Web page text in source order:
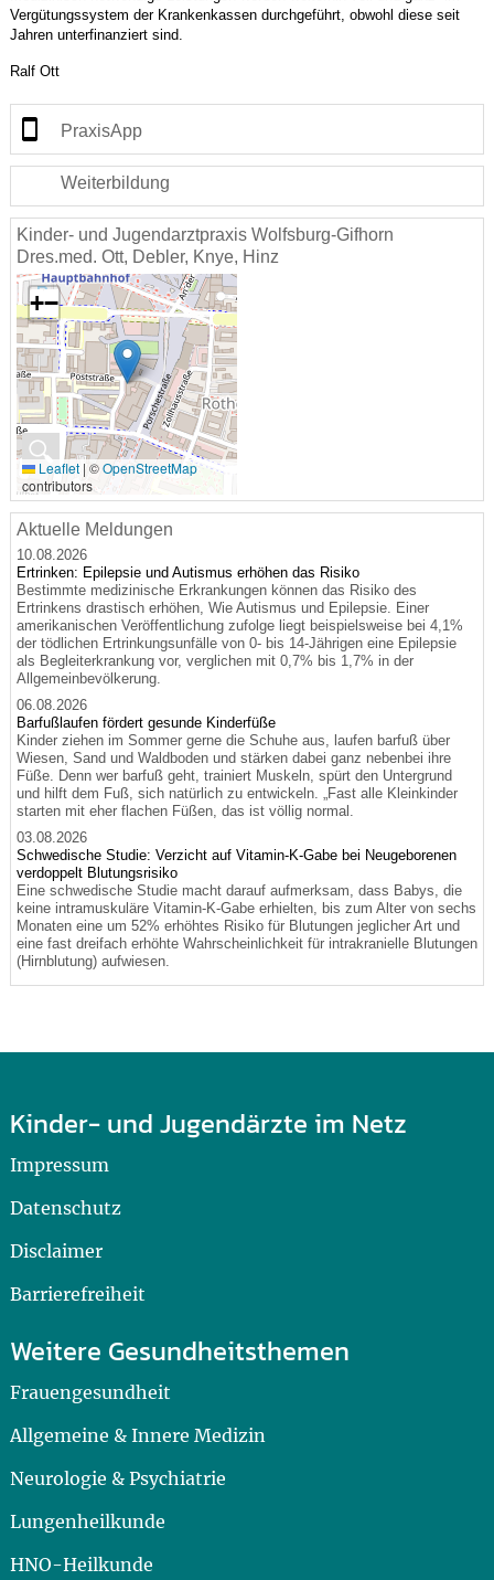
Vergütungssystem der Krankenkassen durchgeführt, obwohl diese seit
Jahren unterfinanziert sind.
Ralf Ott
PraxisApp
Weiterbildung
Kinder- und Jugendarztpraxis Wolfsburg-Gifhorn
Dres.med. Ott, Debler, Knye, Hinz
🔍
+−
Leaflet | ©OpenStreetMap
contributors
Aktuelle Meldungen
10.08.2026
Ertrinken: Epilepsie und Autismus erhöhen das Risiko
Bestimmte medizinische Erkrankungen können das Risiko des
Ertrinkens drastisch erhöhen, Wie Autismus und Epilepsie. Einer
amerikanischen Veröffentlichung zufolge liegt beispielsweise bei 4,1%
der tödlichen Ertrinkungsunfälle von 0- bis 14-Jährigen eine Epilepsie
als Begleiterkrankung vor, verglichen mit 0,7% bis 1,7% in der
Allgemeinbevölkerung.
06.08.2026
Barfußlaufen fördert gesunde Kinderfüße
Kinder ziehen im Sommer gerne die Schuhe aus, laufen barfuß über
Wiesen, Sand und Waldboden und stärken dabei ganz nebenbei ihre
Füße. Denn wer barfuß geht, trainiert Muskeln, spürt den Untergrund
und hilft dem Fuß, sich natürlich zu entwickeln. „Fast alle Kleinkinder
starten mit eher flachen Füßen, das ist völlig normal.
03.08.2026
Schwedische Studie: Verzicht auf Vitamin-K-Gabe bei Neugeborenen
verdoppelt Blutungsrisiko
Eine schwedische Studie macht darauf aufmerksam, dass Babys, die
keine intramuskuläre Vitamin-K-Gabe erhielten, bis zum Alter von sechs
Monaten eine um 52% erhöhtes Risiko für Blutungen jeglicher Art und
eine fast dreifach erhöhte Wahrscheinlichkeit für intrakranielle Blutungen
(Hirnblutung) aufwiesen.
Kinder- und Jugendärzte im Netz
Impressum
Datenschutz
Disclaimer
Barrierefreiheit
Weitere Gesundheitsthemen
Frauengesundheit
Allgemeine & Innere Medizin
Neurologie & Psychiatrie
Lungenheilkunde
HNO-Heilkunde